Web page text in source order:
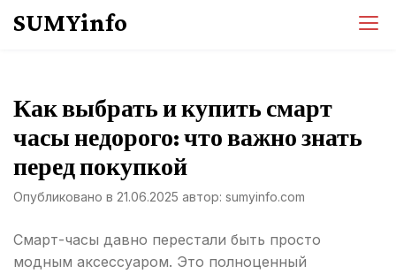
SUMYinfo
Как выбрать и купить смарт
часы недорого: что важно знать
перед покупкой
Опубликовано в 21.06.2025 автор: sumyinfo.com
Смарт-часы давно перестали быть просто
модным аксессуаром. Это полноценный